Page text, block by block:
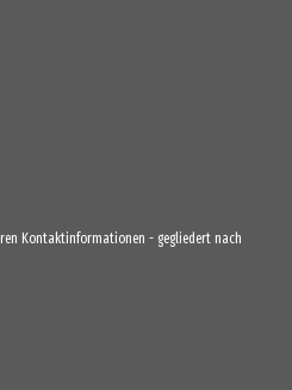
Kontaktinformationen - gegliedert nach